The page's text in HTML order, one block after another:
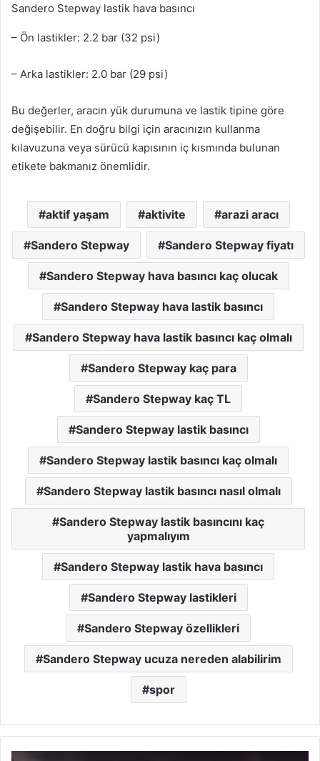
Sandero Stepway lastik hava basıncı
– Ön lastikler: 2.2 bar (32 psi)
– Arka lastikler: 2.0 bar (29 psi)
Bu değerler, aracın yük durumuna ve lastik tipine göre
değişebilir. En doğru bilgi için aracınızın kullanma
kılavuzuna veya sürücü kapısının iç kısmında bulunan
etikete bakmanız önemlidir.
aktif yaşam aktivite arazi aracı
Sandero Stepway Sandero Stepway fiyatı
Sandero Stepway hava basıncı kaç olucak
Sandero Stepway hava lastik basıncı
Sandero Stepway hava lastik basıncı kaç olmalı
Sandero Stepway kaç para
Sandero Stepway kaç TL
Sandero Stepway lastik basıncı
Sandero Stepway lastik basıncı kaç olmalı
Sandero Stepway lastik basıncı nasıl olmalı
Sandero Stepway lastik basıncını kaç
yapmalıyım
Sandero Stepway lastik hava basıncı
Sandero Stepway lastikleri
Sandero Stepway özellikleri
Sandero Stepway ucuza nereden alabilirim
spor